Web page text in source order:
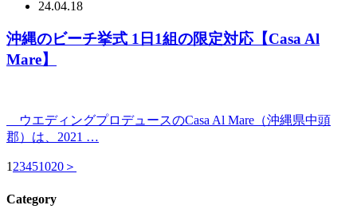
24.04.18
沖縄のビーチ挙式 1日1組の限定対応【Casa Al
Mare】
ウエディングプロデュースのCasa Al Mare（沖縄県中頭
郡）は、2021 …
1 23451020 ＞
Category